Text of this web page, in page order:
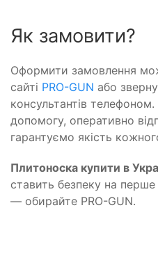
Як замовити?
Оформити замовлення
сайті PRO-GUN або
консультантів
допомогу, оперативно
гарантуємо якість
Плитоноска купити в
ставить безпеку на
— обирайте PRO-GUN.